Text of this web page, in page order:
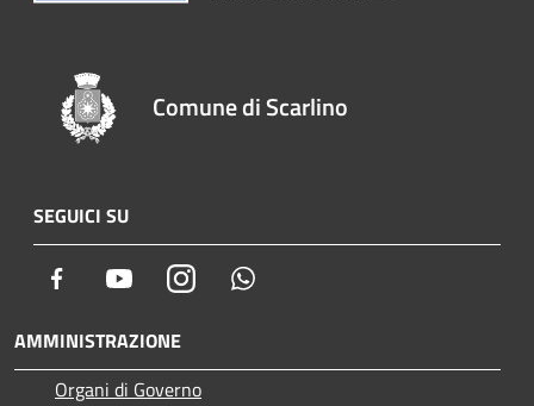
Comune di Scarlino
SEGUICI SU
Facebook YoutubeInstagram
AMMINISTRAZIONE
Organi di Governo